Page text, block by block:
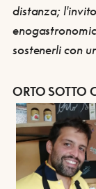
distanza;
sostenerli con
ORTO SOTTO